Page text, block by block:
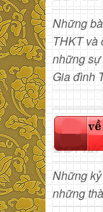
Những
THKT và
những
Gia đình
Những
những